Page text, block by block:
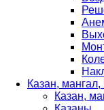
Казан,
Казан,